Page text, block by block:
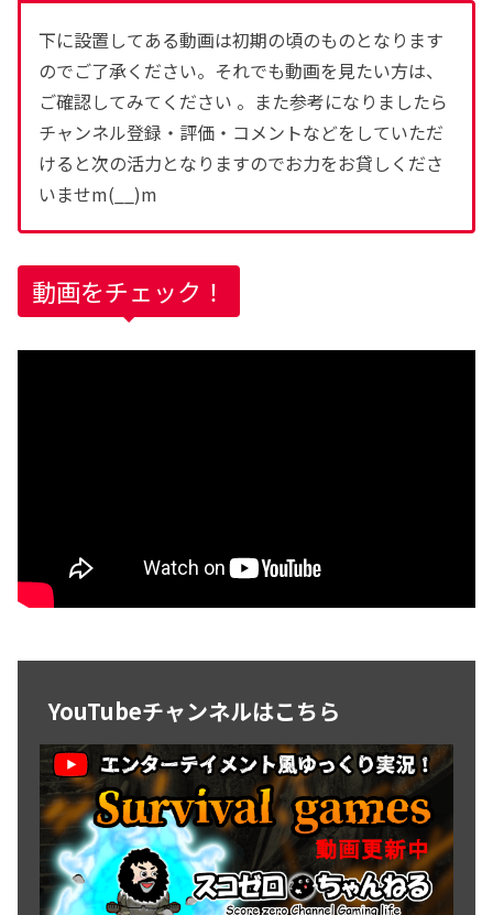
下に設置してある動画は初期の頃のものとなります
のでご了承ください。それでも動画を見たい方は、
ご確認してみてください 。また参考になりましたら
チャンネル登録・評価・コメントなどをしていただ
けると次の活力となりますのでお力をお貸しくださ
いませm(__)m
動画をチェック！
YouTubeチャンネルはこちら